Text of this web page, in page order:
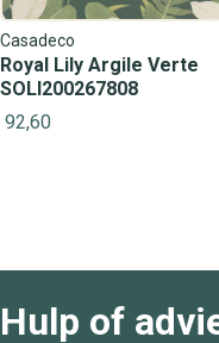
Casadeco
Royal Lily Argile Verte
SOLI200267808
92,60
Hulp of